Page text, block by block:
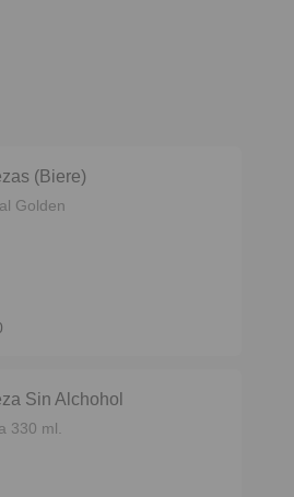
(Biere)
Golden
Sin Alchohol
330 ml.